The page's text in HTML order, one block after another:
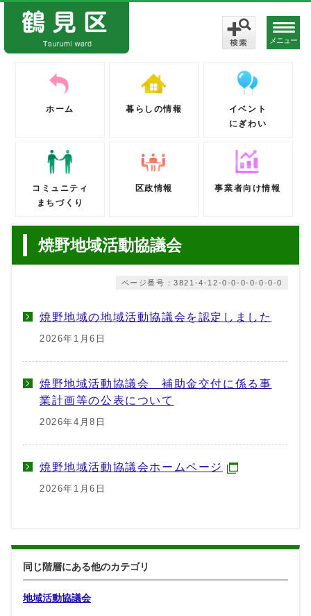
メニュー
ホーム 暮らしの情報
イベント
にぎわい
コミュニティ
まちづくり
区政情報 事業者向け情報
焼野地域活動協議会
ページ番号：3821-4-12-0-0-0-0-0-0-0
焼野地域の地域活動協議会を認定しました
2026年1月6日
焼野地域活動協議会 補助金交付に係る事
業計画等の公表について
2026年4月8日
焼野地域活動協議会ホームページ
2026年1月6日
同じ階層にある他のカテゴリ
地域活動協議会